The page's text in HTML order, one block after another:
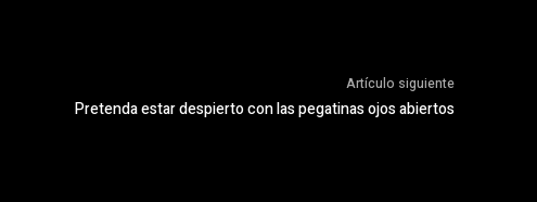
Artículo siguiente
Pretenda estar despierto con las pegatinas ojos abiertos